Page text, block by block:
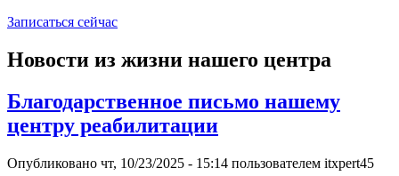
Записаться сейчас
Новости из жизни нашего центра
Благодарственное письмо нашему
центру реабилитации
Опубликовано чт, 10/23/2025 - 15:14 пользователем itxpert45